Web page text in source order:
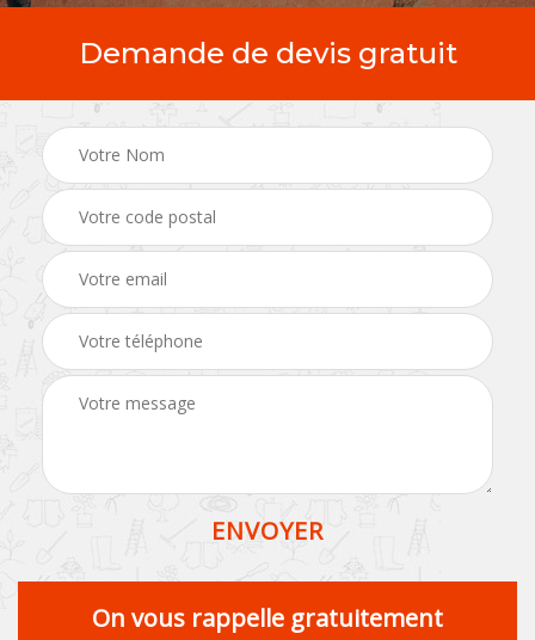
Demande de devis gratuit
On vous rappelle gratuitement